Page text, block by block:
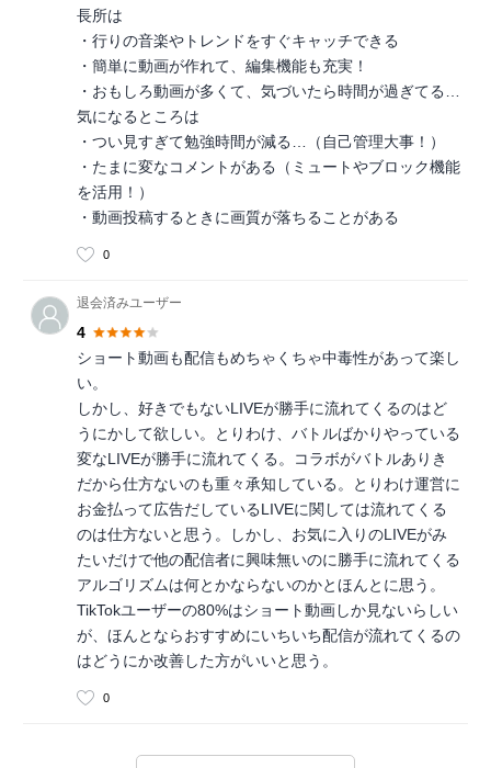
長所は
・行りの音楽やトレンドをすぐキャッチできる
・簡単に動画が作れて、編集機能も充実！
・おもしろ動画が多くて、気づいたら時間が過ぎてる…
気になるところは
・つい見すぎて勉強時間が減る…（自己管理大事！）
・たまに変なコメントがある（ミュートやブロック機能
を活用！）
・動画投稿するときに画質が落ちることがある
0
退会済みユーザー
4
ショート動画も配信もめちゃくちゃ中毒性があって楽し
い。
しかし、好きでもないLIVEが勝手に流れてくるのはど
うにかして欲しい。とりわけ、バトルばかりやっている
変なLIVEが勝手に流れてくる。コラボがバトルありき
だから仕方ないのも重々承知している。とりわけ運営に
お金払って広告だしているLIVEに関しては流れてくる
のは仕方ないと思う。しかし、お気に入りのLIVEがみ
たいだけで他の配信者に興味無いのに勝手に流れてくる
アルゴリズムは何とかならないのかとほんとに思う。
TikTokユーザーの80%はショート動画しか見ないらしい
が、ほんとならおすすめにいちいち配信が流れてくるの
はどうにか改善した方がいいと思う。
0